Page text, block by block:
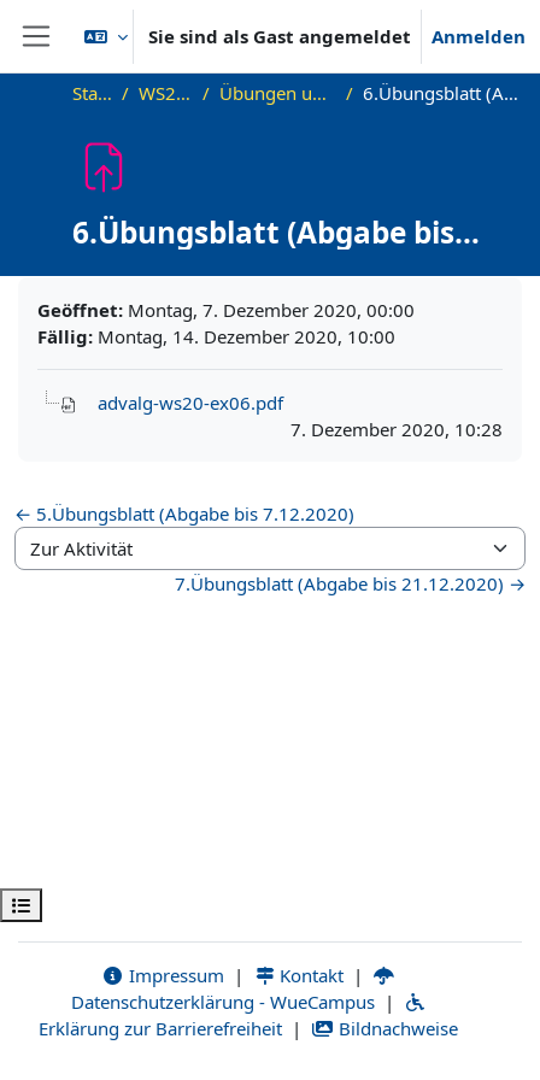
Zum Hauptinhalt
Website-Übersicht
Sie sind als Gast angemeldet Anmelden
Kursindex öffnen
Startseite WS20_AdvAlg Übungen und Übungsblätter 6.Übungsblatt (Abgabe bis 14.12.2020)
6.Übungsblatt (Abgabe bis
14.12.2020)
Geöffnet: Montag, 7. Dezember 2020, 00:00
Fällig: Montag, 14. Dezember 2020, 10:00
advalg-ws20-ex06.pdf
7. Dezember 2020, 10:28
← 5.Übungsblatt (Abgabe bis 7.12.2020)
Zur Aktivität
7.Übungsblatt (Abgabe bis 21.12.2020) →
Impressum | Kontakt |
Datenschutzerklärung - WueCampus |
Erklärung zur Barrierefreiheit | Bildnachweise